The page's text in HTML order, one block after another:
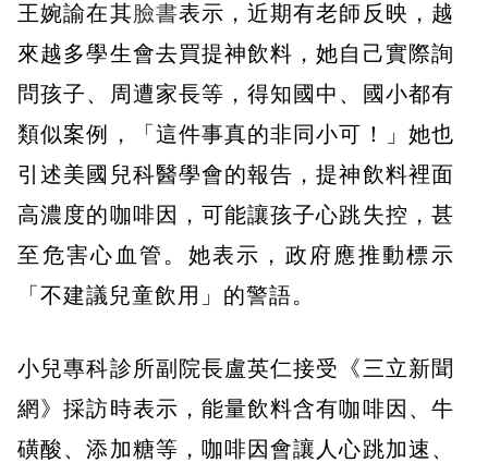
王婉諭在其臉書表示，近期有老師反映，越
來越多學生會去買提神飲料，她自己實際詢
問孩子、周遭家長等，得知國中、國小都有
類似案例，「這件事真的非同小可！」她也
引述美國兒科醫學會的報告，提神飲料裡面
高濃度的咖啡因，可能讓孩子心跳失控，甚
至危害心血管。她表示，政府應推動標示
「不建議兒童飲用」的警語。
小兒專科診所副院長盧英仁接受《三立新聞
網》採訪時表示，能量飲料含有咖啡因、牛
磺酸、添加糖等，咖啡因會讓人心跳加速、